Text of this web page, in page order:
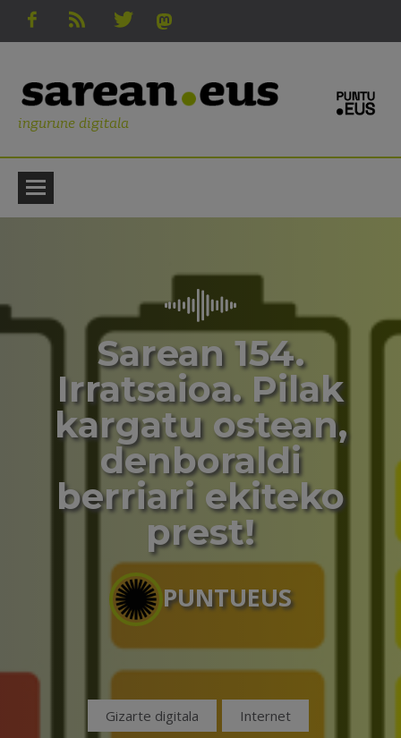
ingurune digitala
Sarean 154.
Irratsaioa. Pilak
kargatu ostean,
denboraldi
berriari ekiteko
prest!
PUNTUEUS
Gizarte digitala Internet